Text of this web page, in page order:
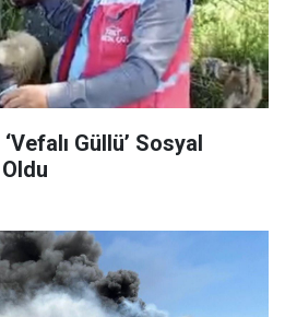
Güllü’ Sosyal